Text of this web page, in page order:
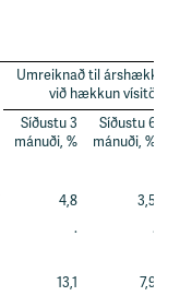
Umreiknað til
við hækkun
Síðustu 3
mánuði, %
Síðustu 6
mánuði, %
4,8
3,5
.
.
13,1
7,9